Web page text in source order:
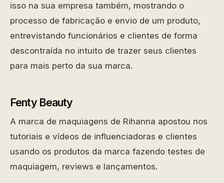
isso na sua empresa também, mostrando o
processo de fabricação e envio de um produto,
entrevistando funcionários e clientes de forma
descontraída no intuito de trazer seus clientes
para mais perto da sua marca.
Fenty Beauty
A marca de maquiagens de Rihanna apostou nos
tutoriais e vídeos de influenciadoras e clientes
usando os produtos da marca fazendo testes de
maquiagem, reviews e lançamentos.